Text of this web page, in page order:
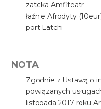
zatoka Amfiteatr
łaźnie Afrodyty (10eur)
port Latchi
NOTA
Zgodnie z Ustawą o
powiązanych
listopada 2017 roku